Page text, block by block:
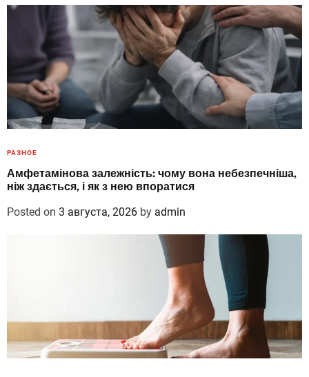
РАЗНОЕ
Амфетамінова залежність: чому вона небезпечніша,
ніж здається, і як з нею впоратися
Posted on 3 августа, 2026 by admin